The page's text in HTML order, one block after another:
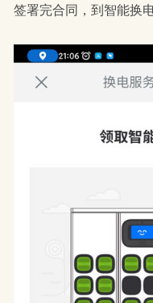
签署完合同，到智能换